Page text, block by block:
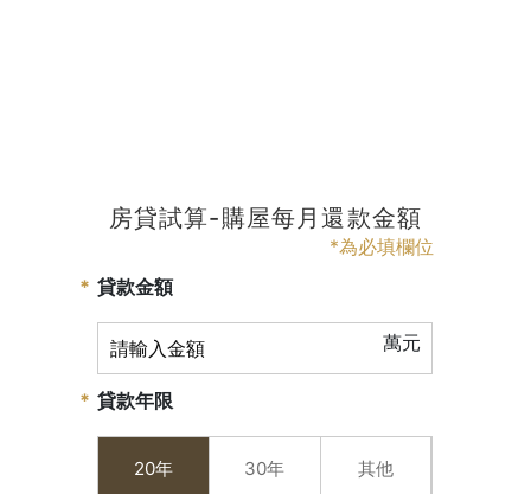
房貸試算-購屋每月還款金額
*為必填欄位
貸款金額
萬元
貸款年限
20年 30年 其他